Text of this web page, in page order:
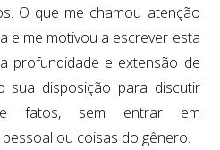
O que me chamou atenção
e me motivou a escrever esta
profundidade e extensão de
sua disposição para discutir
e fatos, sem entrar em
ou coisas do gênero.